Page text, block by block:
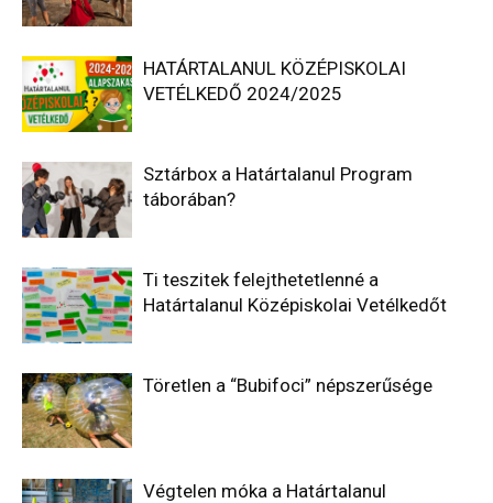
HATÁRTALANUL KÖZÉPISKOLAI
VETÉLKEDŐ 2024/2025
Sztárbox a Határtalanul Program
táborában?
Ti teszitek felejthetetlenné a
Határtalanul Középiskolai Vetélkedőt
Töretlen a “Bubifoci” népszerűsége
Végtelen móka a Határtalanul